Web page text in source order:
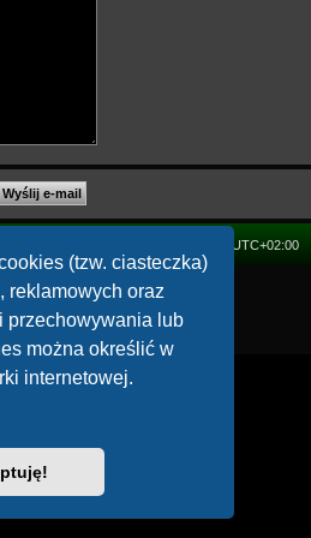
(tzw. ciasteczka)
reklamowych oraz
przechowywania lub
można określić w
internetowej.
UTC+02:00
® Forum Software © phpBB Limited
osobowych |Regulamin